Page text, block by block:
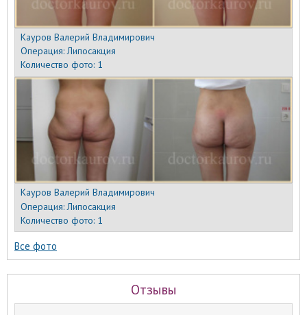
Кауров Валерий Владимирович
Операция:Липосакция
Количество фото: 1
Кауров Валерий Владимирович
Операция:Липосакция
Количество фото: 1
Все фото
Отзывы